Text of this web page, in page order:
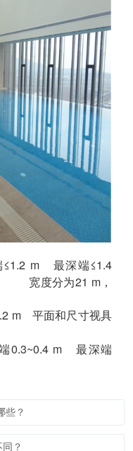
m 最深端≤1.4
度分为21 m，
m 平面和尺寸视具
m 最深端
些？
？